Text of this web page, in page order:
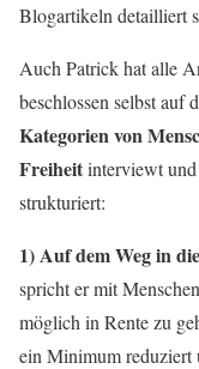
Blogartikeln detailliert
Auch Patrick hat alle
beschlossen selbst auf
Kategorien von
Freiheitinterviewt und
strukturiert:
1) Auf dem Weg in
spricht er mit
möglich in Rente zu
ein Minimum reduziert